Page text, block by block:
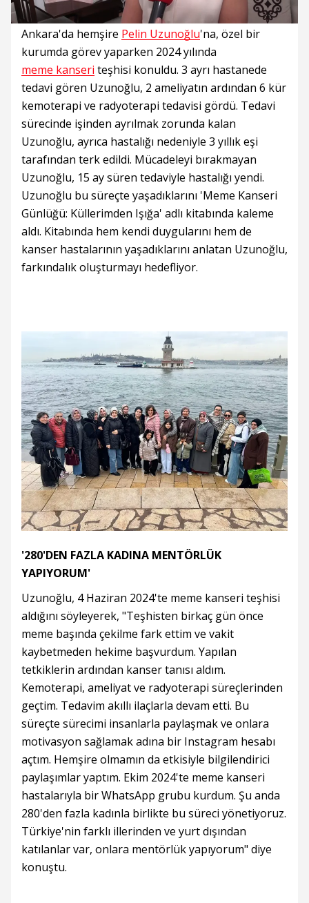
Süre Toplam
Yüklendi
0%
Yükleniyor:
0%
Ankara'da hemşire Pelin Uzunoğlu'na, özel bir
kurumda görev yaparken 2024 yılında
meme kanseri teşhisi konuldu. 3 ayrı hastanede
tedavi gören Uzunoğlu, 2 ameliyatın ardından 6 kür
kemoterapi ve radyoterapi tedavisi gördü. Tedavi
sürecinde işinden ayrılmak zorunda kalan
Uzunoğlu, ayrıca hastalığı nedeniyle 3 yıllık eşi
tarafından terk edildi. Mücadeleyi bırakmayan
Uzunoğlu, 15 ay süren tedaviyle hastalığı yendi.
Uzunoğlu bu süreçte yaşadıklarını 'Meme Kanseri
Günlüğü: Küllerimden Işığa' adlı kitabında kaleme
aldı. Kitabında hem kendi duygularını hem de
kanser hastalarının yaşadıklarını anlatan Uzunoğlu,
farkındalık oluşturmayı hedefliyor.
'280'DEN FAZLA KADINA MENTÖRLÜK
YAPIYORUM'
Uzunoğlu, 4 Haziran 2024'te meme kanseri teşhisi
aldığını söyleyerek, "Teşhisten birkaç gün önce
meme başında çekilme fark ettim ve vakit
kaybetmeden hekime başvurdum. Yapılan
tetkiklerin ardından kanser tanısı aldım.
Kemoterapi, ameliyat ve radyoterapi süreçlerinden
geçtim. Tedavim akıllı ilaçlarla devam etti. Bu
süreçte sürecimi insanlarla paylaşmak ve onlara
motivasyon sağlamak adına bir Instagram hesabı
açtım. Hemşire olmamın da etkisiyle bilgilendirici
paylaşımlar yaptım. Ekim 2024'te meme kanseri
hastalarıyla bir WhatsApp grubu kurdum. Şu anda
280'den fazla kadınla birlikte bu süreci yönetiyoruz.
Türkiye'nin farklı illerinden ve yurt dışından
katılanlar var, onlara mentörlük yapıyorum" diye
konuştu.